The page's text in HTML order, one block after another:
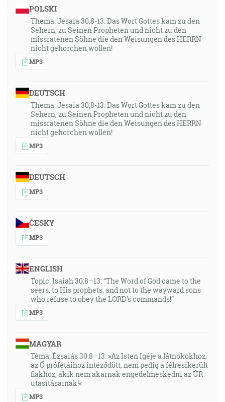
POLSKI
Thema: Jesaia 30,8-13: Das Wort Gottes kam zu den
Sehern, zu Seinen Propheten und nicht zu den
missratenen Söhne die den Weisungen des HERRN
nicht gehorchen wollen!
MP3
DEUTSCH
Thema: Jesaia 30,8-13: Das Wort Gottes kam zu den
Sehern, zu Seinen Propheten und nicht zu den
missratenen Söhne die den Weisungen des HERRN
nicht gehorchen wollen!
MP3
DEUTSCH
MP3
ČESKY
MP3
ENGLISH
Topic: Isaiah 30:8–13: “The Word of God came to the
seers, to His prophets, and not to the wayward sons
who refuse to obey the LORD’s commands!”
MP3
MAGYAR
Téma: Ézsaiás 30:8–13: »Az Isten Igéje a látnokokhoz,
az Ő prófétáihoz intéződött, nem pedig a félresikerült
fiakhoz, akik nem akarnak engedelmeskedni az ÚR
utasításainak!«
MP3